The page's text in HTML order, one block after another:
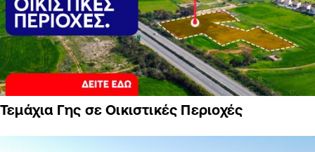
Τεμάχια Γης σε Οικιστικές Περιοχές